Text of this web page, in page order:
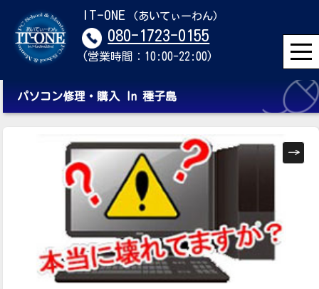
パソコン修理・購入 In 種子島
IT-ONE (あいてぃーわん)
080-1723-0155
(営業時間：10:00-22:00)